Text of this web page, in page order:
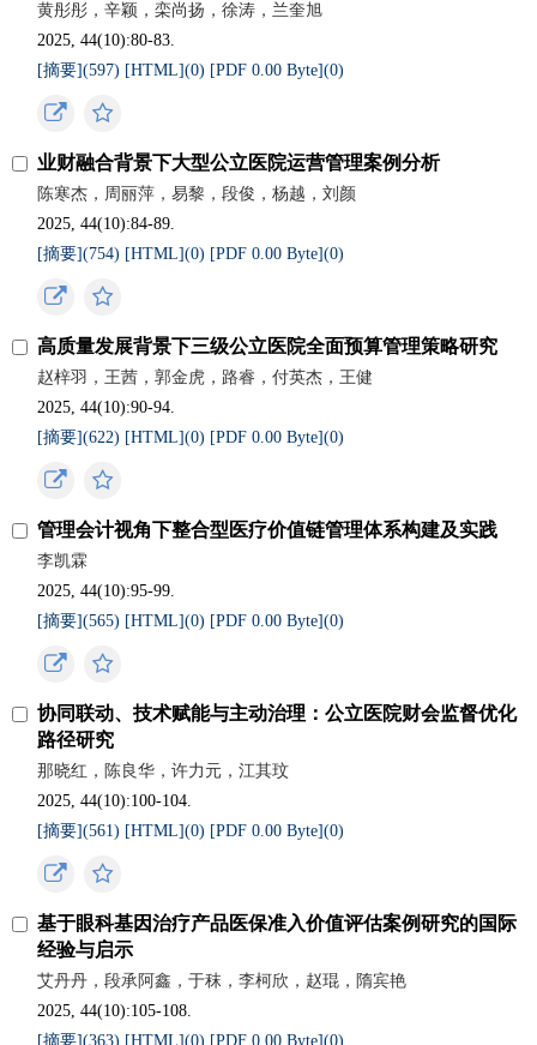
黄彤彤，辛颖，栾尚扬，徐涛，兰奎旭
2025, 44(10):80-83.
[摘要](597) [HTML](0) [PDF 0.00 Byte](0)
业财融合背景下大型公立医院运营管理案例分析
陈寒杰，周丽萍，易黎，段俊，杨越，刘颜
2025, 44(10):84-89.
[摘要](754) [HTML](0) [PDF 0.00 Byte](0)
高质量发展背景下三级公立医院全面预算管理策略研究
赵梓羽，王茜，郭金虎，路睿，付英杰，王健
2025, 44(10):90-94.
[摘要](622) [HTML](0) [PDF 0.00 Byte](0)
管理会计视角下整合型医疗价值链管理体系构建及实践
李凯霖
2025, 44(10):95-99.
[摘要](565) [HTML](0) [PDF 0.00 Byte](0)
协同联动、技术赋能与主动治理：公立医院财会监督优化
路径研究
那晓红，陈良华，许力元，江其玟
2025, 44(10):100-104.
[摘要](561) [HTML](0) [PDF 0.00 Byte](0)
基于眼科基因治疗产品医保准入价值评估案例研究的国际
经验与启示
艾丹丹，段承阿鑫，于秣，李柯欣，赵琨，隋宾艳
2025, 44(10):105-108.
[摘要](363) [HTML](0) [PDF 0.00 Byte](0)